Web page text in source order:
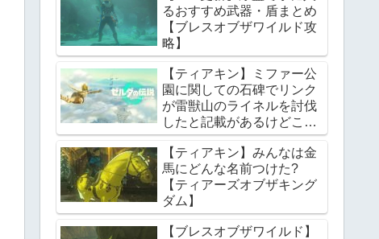
るおすすめ武器・盾まとめ
【ブレスオブザワイルド攻
略】
【ティアキン】ミファー公
園に関しての石碑でリンク
が雷獣山のライネルを討伐
したと記載があるけどこれ
っていつの話?【ティアー
ズオブザキングダム】
【ティアキン】みんなは金
馬にどんな名前つけた?
【ティアーズオブザキング
ダム】
【ブレスオブザワイルド】